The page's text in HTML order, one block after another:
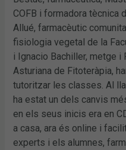
COFB i formadora tècnica
Allué, farmacèutic
fisiologia vegetal de la
i Ignacio Bachiller, metge
Asturiana de Fitoteràpia,
tutoritzar les classes. Al
ha estat un dels canvis
en els seus inicis era en
a casa, ara és online i
experts i els alumnes,